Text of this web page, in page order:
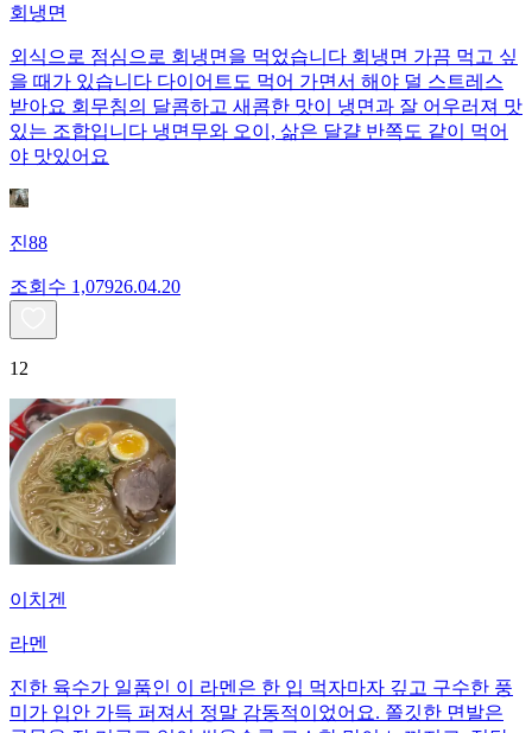
회냉면
외식으로 점심으로 회냉면을 먹었습니다 회냉면 가끔 먹고 싶
을 때가 있습니다 다이어트도 먹어 가면서 해야 덜 스트레스
받아요 회무침의 달콤하고 새콤한 맛이 냉면과 잘 어우러져 맛
있는 조합입니다 냉면무와 오이, 삶은 달걀 반쪽도 같이 먹어
야 맛있어요
진88
조회수 1,07926.04.20
12
이치겐
라멘
진한 육수가 일품인 이 라멘은 한 입 먹자마자 깊고 구수한 풍
미가 입안 가득 퍼져서 정말 감동적이었어요. 쫄깃한 면발은